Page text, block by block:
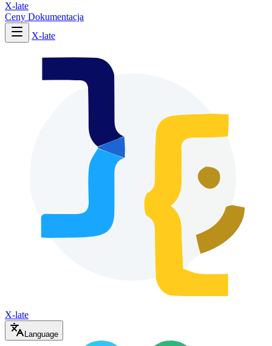
X-late
Ceny Dokumentacja
X-late
X-late
Language